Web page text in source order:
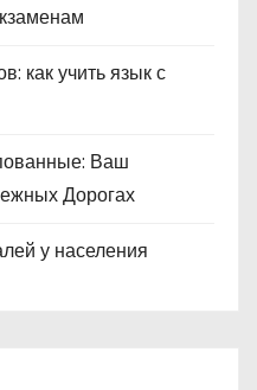
как учить язык с
Ваш
Дорогах
у населения